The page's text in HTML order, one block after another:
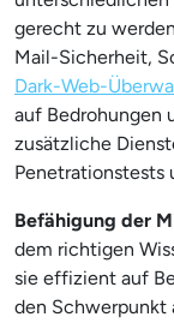
gerecht zu
Mail-Sicherheit,
Dark-Web-
auf Bedrohungen
zusätzliche
Penetrationstests
Befähigung der
dem richtigen
sie effizient auf
den Schwerpunkt